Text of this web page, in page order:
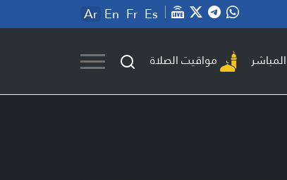
Ar En Fr Es
مواقيت الصلاة